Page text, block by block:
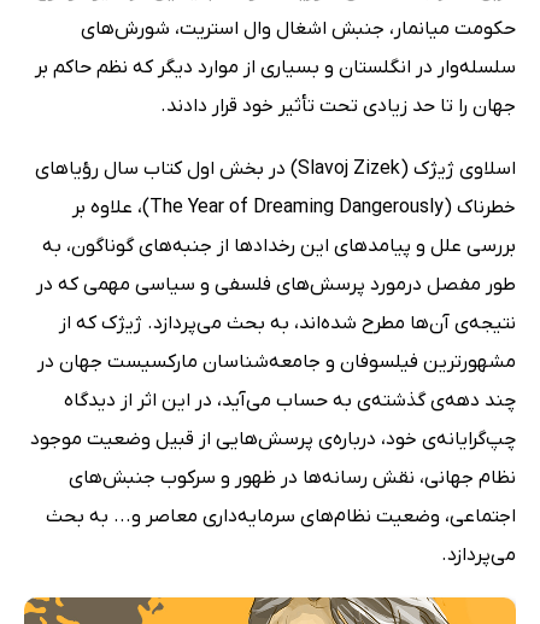
حکومت میانمار، جنبش اشغال وال استریت، شورش‌های
سلسله‌وار در انگلستان و بسیاری از موارد دیگر که نظم حاکم بر
جهان را تا حد زیادی تحت تأثیر خود قرار دادند.
اسلاوی ژیژک (Slavoj Zizek) در بخش اول کتاب سال رؤیاهای
خطرناک (The Year of Dreaming Dangerously)، علاوه بر
بررسی علل و پیامدهای این رخدادها از جنبه‌های گوناگون، به
طور مفصل درمورد پرسش‌های فلسفی و سیاسی مهمی که در
نتیجه‌ی آن‌ها مطرح شده‌اند، به بحث می‌پردازد. ژیژک که از
مشهورترین فیلسوفان و جامعه‌شناسان مارکسیست جهان در
چند دهه‌ی گذشته‌ی به حساب می‌آید، در این اثر از دیدگاه
چپ‌گرایانه‌ی خود، درباره‌ی پرسش‌هایی از قبیل وضعیت موجود
نظام جهانی، نقش رسانه‌ها در ظهور و سرکوب جنبش‌های
اجتماعی، وضعیت نظام‌های سرمایه‌داری معاصر و... به بحث
می‌پردازد.